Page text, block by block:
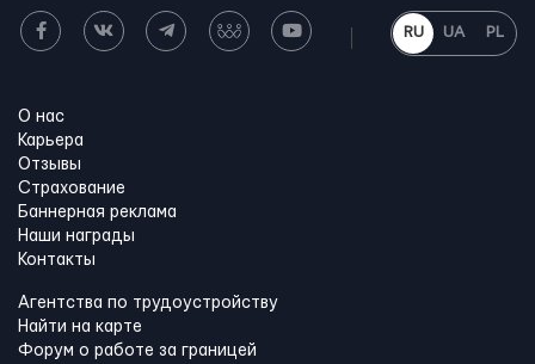
RU UA PL
О нас
Карьера
Отзывы
Страхование
Баннерная реклама
Наши награды
Контакты
Агентства по трудоустройству
Найти на карте
Форум о работе за границей